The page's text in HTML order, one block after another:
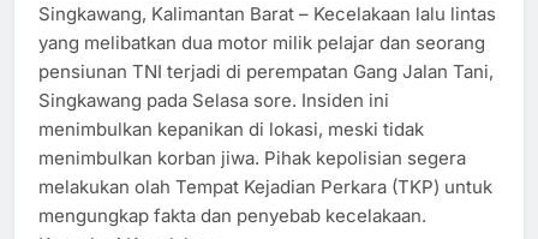
Singkawang, Kalimantan Barat – Kecelakaan lalu lintas
yang melibatkan dua motor milik pelajar dan seorang
pensiunan TNI terjadi di perempatan Gang Jalan Tani,
Singkawang pada Selasa sore. Insiden ini
menimbulkan kepanikan di lokasi, meski tidak
menimbulkan korban jiwa. Pihak kepolisian segera
melakukan olah Tempat Kejadian Perkara (TKP) untuk
mengungkap fakta dan penyebab kecelakaan.